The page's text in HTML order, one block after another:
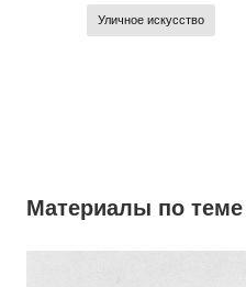
Уличное искусство
Материалы по теме